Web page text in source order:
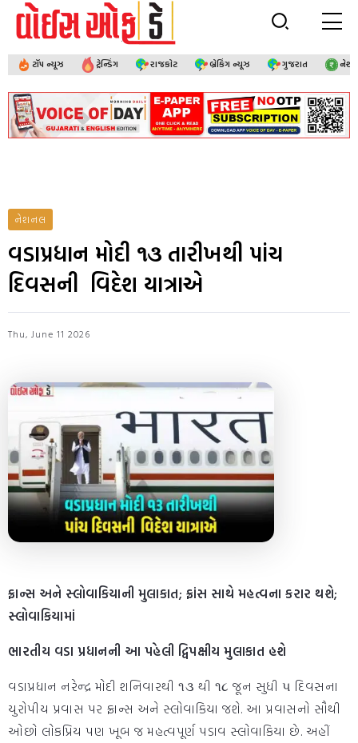
ટૉપ ન્યૂઝ ટ્રેન્ડિંગ રાજકોટ બ્રેકિંગ ન્યૂઝ ગુજરાત
નેશનલ
વડાપ્રધાન મોદી ૧૩ તારીખથી પાંચ
દિવસની વિદેશ યાત્રાએ
Thu, June 11 2026
ફ્રાન્સ અને સ્લોવાકિયાની મુલાકાત; ફ્રાંસ સાથે મહત્વના કરાર થશે;
સ્લોવાકિયામાં
ભારતીય વડા પ્રધાનની આ પહેલી દ્વિપક્ષીય મુલાકાત હશે
વડાપ્રધાન નરેન્દ્ર મોદી શનિવારથી ૧૩ થી ૧૮ જૂન સુધી ૫ દિવસના
યુરોપીય પ્રવાસ પર ફ્રાન્સ અને સ્લોવાકિયા જશે. આ પ્રવાસનો સૌથી
ઓછો લોકપ્રિય પણ ખૂબ જ મહત્વપૂર્ણ પડાવ સ્લોવાકિયા છે. અહીં